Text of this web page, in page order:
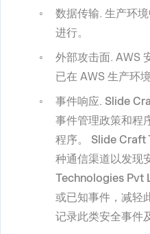
数据传输. 生产环
进行。
外部攻击面. AWS
已在 AWS 生产环
事件响应. Slide
事件管理政策和程
程序。 Slide Craft
种通信渠道以发现
Technologies Pvt
或已知事件，减轻
记录此类安全事件